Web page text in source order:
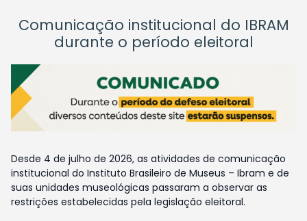
Comunicação institucional do IBRAM
durante o período eleitoral
Desde 4 de julho de 2026, as atividades de comunicação
institucional do Instituto Brasileiro de Museus – Ibram e de
suas unidades museológicas passaram a observar as
restrições estabelecidas pela legislação eleitoral.